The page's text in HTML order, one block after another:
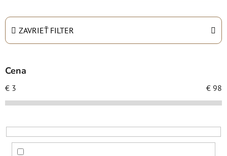
d
e
i
p
r
o
d
k
ZAVRIEŤ FILTER
Cena
€ 3 € 98